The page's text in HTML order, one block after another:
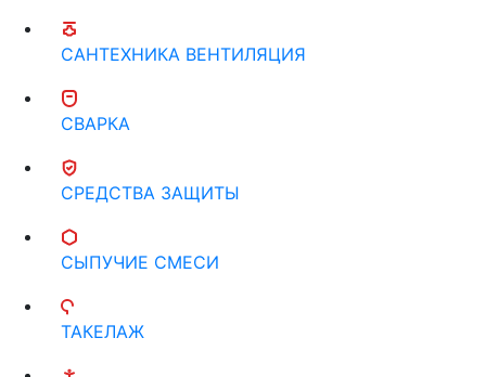
САНТЕХНИКА ВЕНТИЛЯЦИЯ
СВАРКА
СРЕДСТВА ЗАЩИТЫ
СЫПУЧИЕ СМЕСИ
ТАКЕЛАЖ